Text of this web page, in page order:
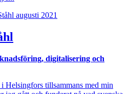
digitalisering och
Helsingfors tillsammans med min